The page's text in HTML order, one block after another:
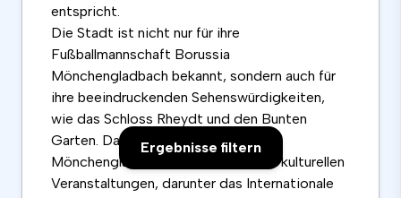
Ergebnisse filtern
entspricht.
Die Stadt ist nicht nur für ihre
Fußballmannschaft Borussia
Mönchengladbach bekannt, sondern auch für
ihre beeindruckenden Sehenswürdigkeiten,
wie das Schloss Rheydt und den Bunten
Garten. Darüber hinaus bietet
Mönchengladbach eine Vielzahl von kulturellen
Veranstaltungen, darunter das Internationale